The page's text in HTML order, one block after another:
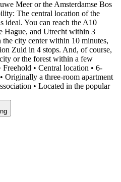
Meer or the Amsterdamse Bos
The central location of the
ideal. You can reach the A10
Hague, and Utrecht within 3
city center within 10 minutes,
Zuid in 4 stops. And, of course,
or the forest within a few
• Central location • 6-
Originally a three-room apartment
• Located in the popular